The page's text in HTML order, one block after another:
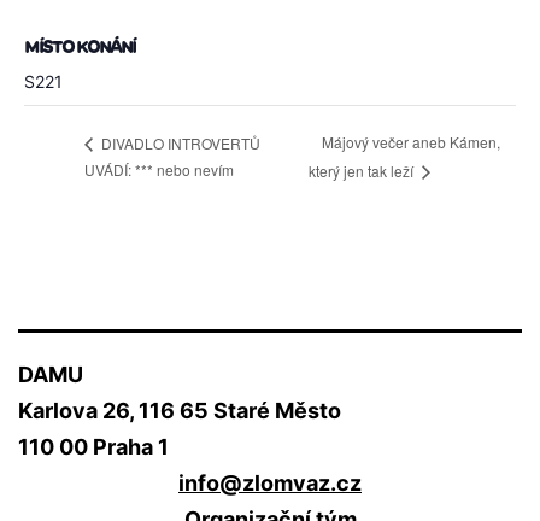
MÍSTO KONÁNÍ
S221
DIVADLO INTROVERTŮ
UVÁDÍ: *** nebo nevím
Májový večer aneb Kámen,
který jen tak leží
DAMU
Karlova 26, 116 65 Staré Město
110 00 Praha 1
info@zlomvaz.cz